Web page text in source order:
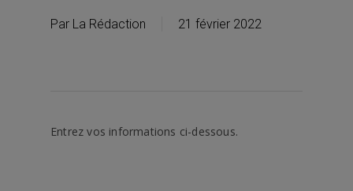
Par La Rédaction 21 février 2022
Entrez vos informations ci-dessous.